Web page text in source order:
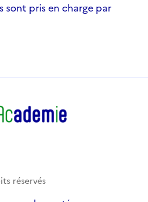
sont pris en charge par
réservés